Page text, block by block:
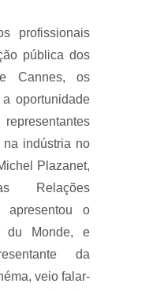
profissionais
pública dos
Cannes, os
oportunidade
na indústria no
Plazanet,
Relações
apresentou o
du Monde, e
da
veio falar-